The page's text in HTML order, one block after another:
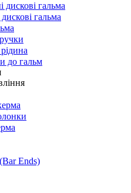
дискові гальма
гальма
до гальм
Ends)